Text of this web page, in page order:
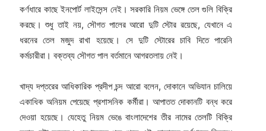
কর্ণধারে কাছে ইনপোর্ট লাইসেন্স নেই। সরকারি নিয়ম ভেঙ্গে তেল গুলি বিক্রি
করছে। শুধু তাই নয়, সৌগত পালের আরো দুটি স্টোর রয়েছে, যেখানে এ
ধরনের তেল মজুদ রাখা হয়েছে। সে দুটি স্টোরের চাবি দিতে পারেনি
কর্মচারীরা। বক্তব্য সৌগত পাল বর্তমানে আগরতলায় নেই।
খাদ্য দপ্তরের আধিকারিক প্রদীপ চন্দ আরো বলেন, দোকানে অভিযান চালিয়ে
একাধিক অনিয়ম পেয়েছে প্রশাসনিক কর্মীরা। আপাতত দোকানটি বন্ধ করে
দেওয়া হয়েছে। যেহেতু নিয়ম ভেঙে বাংলাদেশের তীর নামের তেলটি বিক্রি